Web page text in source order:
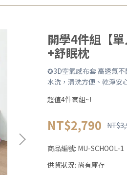
開學4件組【
+舒眠枕
✪3D空氣感布套 高透氣
水洗，清洗方便、乾淨安
超值4件套組~!
NT$2,790
商品編號: MU-SCHOOL-1
供貨狀況: 尚有庫存